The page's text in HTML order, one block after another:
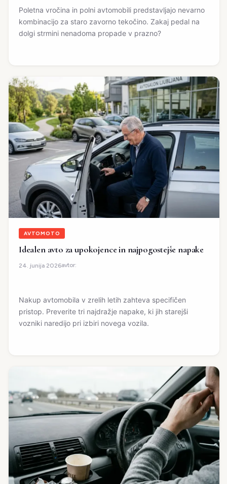
Poletna vročina in polni avtomobili predstavljajo nevarno
kombinacijo za staro zavorno tekočino. Zakaj pedal na
dolgi strmini nenadoma propade v prazno?
AVTOMOTO
Idealen avto za upokojence in najpogostejše napake
24. junija 2026avtor:
Nakup avtomobila v zrelih letih zahteva specifičen
pristop. Preverite tri najdražje napake, ki jih starejši
vozniki naredijo pri izbiri novega vozila.